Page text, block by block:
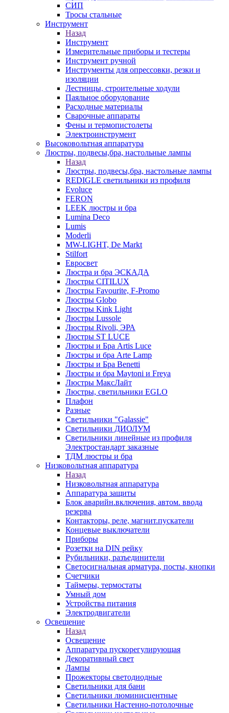
СИП
Тросы стальные
Инструмент
Назад
Инструмент
Измерительные приборы и тестеры
Инструмент ручной
Инструменты для опрессовки, резки и
изоляции
Лестницы, строительные ходули
Паяльное оборудование
Расходные материалы
Сварочные аппараты
Фены и термопистолеты
Электроинструмент
Высоковольтная аппаратура
Люстры, подвесы,бра, настольные лампы
Назад
Люстры, подвесы,бра, настольные лампы
REDIGLE светильники из профиля
Evoluce
FERON
LEEK люстры и бра
Lumina Deco
Lumis
Moderli
MW-LIGHT, De Markt
Stilfort
Евросвет
Люстра и бра ЭСКАДА
Люстры CITILUX
Люстры Favourite, F-Promo
Люстры Globo
Люстры Kink Light
Люстры Lussole
Люстры Rivoli, ЭРА
Люстры ST LUCE
Люстры и Бра Artis Luce
Люстры и бра Arte Lamp
Люстры и Бра Benetti
Люстры и бра Maytoni и Freya
Люстры МаксЛайт
Люстры, светильники EGLO
Плафон
Разные
Светильники "Galassie"
Светильники ДИОЛУМ
Светильники линейные из профиля
Электростандарт заказные
ТДМ люстры и бра
Низковольтная аппаратура
Назад
Низковольтная аппаратура
Аппаратура защиты
Блок аварийн.включения, автом. ввода
резерва
Контакторы, реле, магнит.пускатели
Концевые выключатели
Приборы
Розетки на DIN рейку
Рубильники, разъединители
Светосигнальная арматура, посты, кнопки
Счетчики
Таймеры, термостаты
Умный дом
Устройства питания
Электродвигатели
Освещение
Назад
Освещение
Аппаратура пускорегулирующая
Декоративный свет
Лампы
Прожекторы светодиодные
Светильники для бани
Светильники люминисцентные
Светильники Настенно-потолочные